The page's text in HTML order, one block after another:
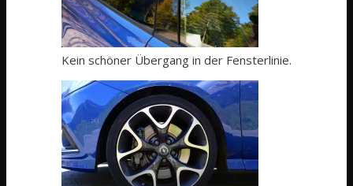
Kein schöner Übergang in der Fensterlinie.